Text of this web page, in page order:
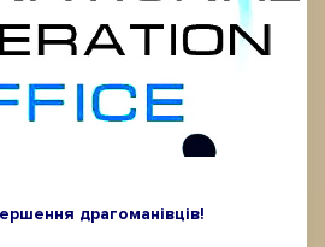
драгоманівців!